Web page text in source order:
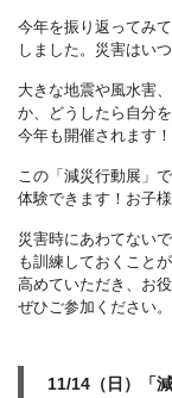
今年を振り返ってみ
しました。災害はい
大きな地震や風水害
か、どうしたら自分
今年も開催されます！
この「減災行動展」
体験できます！お子
災害時にあわてない
も訓練しておくこと
高めていただき、お
ぜひご参加ください。
11/14（日）「